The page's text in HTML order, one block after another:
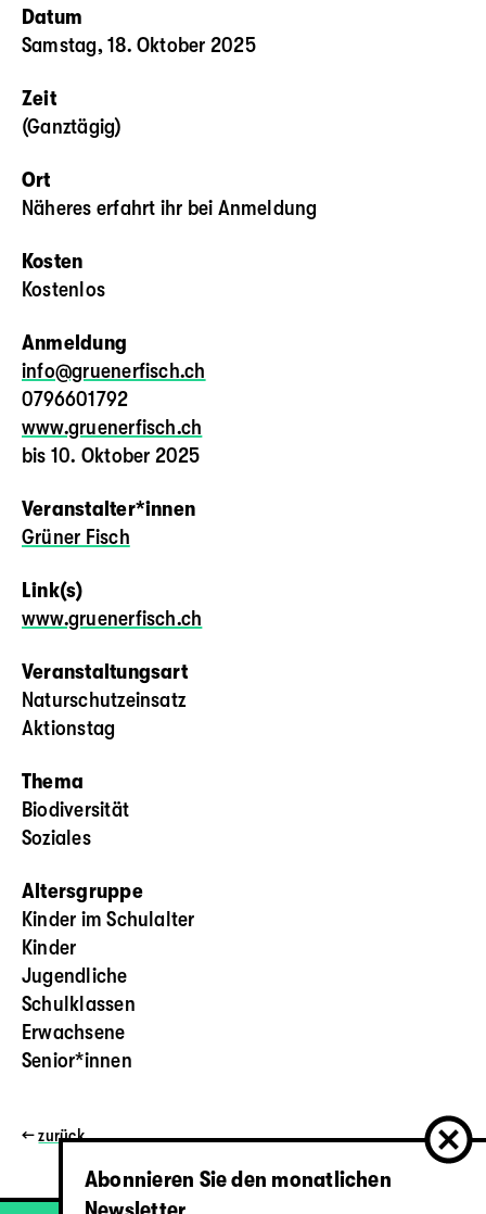
Datum
Samstag, 18. Oktober 2025
Zeit
(Ganztägig)
Ort
Näheres erfahrt ihr bei Anmeldung
Kosten
Kostenlos
Anmeldung
info@gruenerfisch.ch
0796601792
www.gruenerfisch.ch
bis 10. Oktober 2025
Veranstalter*innen
Grüner Fisch
Link(s)
www.gruenerfisch.ch
Veranstaltungsart
Naturschutzeinsatz
Aktionstag
Thema
Biodiversität
Soziales
Altersgruppe
Kinder im Schulalter
Kinder
Jugendliche
Schulklassen
Erwachsene
Senior*innen
←zurück
Abonnieren Sie den monatlichen